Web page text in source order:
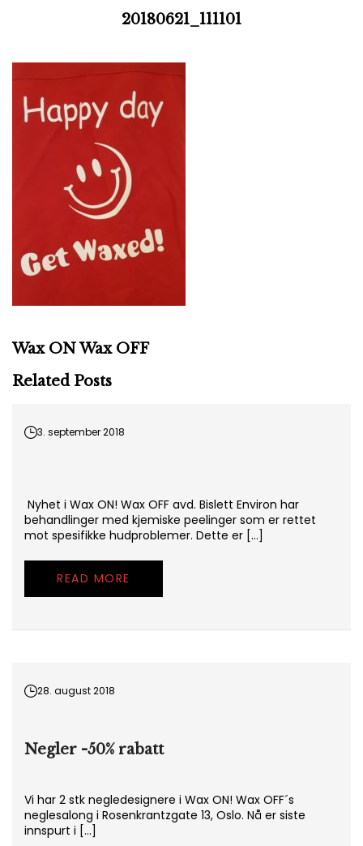
20180621_111101
Wax ON Wax OFF
Related Posts
3. september 2018
Nyhet i Wax ON! Wax OFF avd. Bislett Environ har
behandlinger med kjemiske peelinger som er rettet
mot spesifikke hudproblemer. Dette er […]
READ MORE
28. august 2018
Negler -50% rabatt
Vi har 2 stk negledesignere i Wax ON! Wax OFF´s
neglesalong i Rosenkrantzgate 13, Oslo. Nå er siste
innspurt i […]